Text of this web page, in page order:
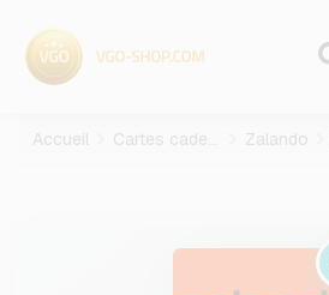
Accueil Cartes cadeaux Zalando